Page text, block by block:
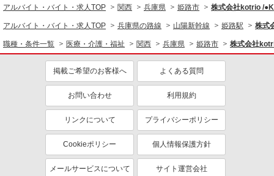
医療・介護・福祉
看護師・保健師・看護助手・助産師
同じ特徴から求人を探す
ミドル（40代～）活躍中
ボーナス・賞与あり
車通勤OK
交通費支給
社会保険あり
産休・育休取得実績あり
アルバイト・バイト・求人TOP 関西 兵庫県 姫路市 株式会社kotrio /
アルバイト・バイト・求人TOP 兵庫県の路線 山陽新幹線 姫路駅 株式
職種・条件一覧 医療・介護・福祉 関西 兵庫県 姫路市 株式会社
掲載ご希望のお客様へ よくある質問
お問い合わせ 利用規約
リンクについて プライバシーポリシー
Cookieポリシー 個人情報保護方針
メールサービスについて サイト運営会社